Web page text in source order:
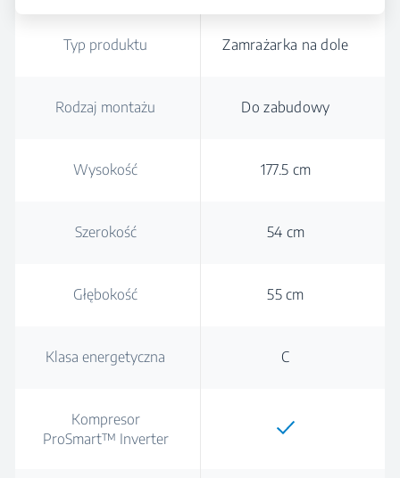
Typ produktu Zamrażarka na dole
Rodzaj montażu Do zabudowy
Wysokość 177.5 cm
Szerokość 54 cm
Głębokość 55 cm
Klasa energetyczna C
Kompresor
ProSmart™ Inverter